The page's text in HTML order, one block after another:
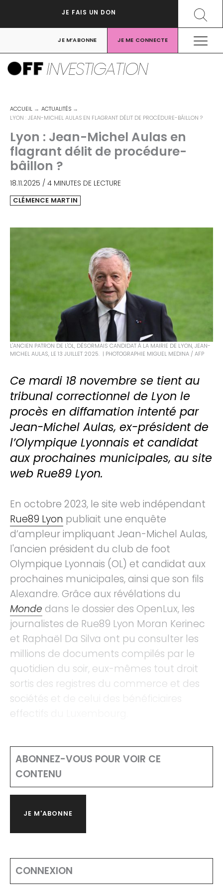
JE FAIS UN DON
JE M’ABONNE JE ME CONNECTE
INVESTIGATION
ACCUEIL
ACTUALITÉS
LYON : JEAN-MICHEL AULAS EN FLAGRANT DÉLIT DE PROCÉDURE-BÂILLON ?
Lyon : Jean-Michel Aulas en
flagrant délit de procédure-
bâillon ?
18.11.2025 / 4 MINUTES DE LECTURE
CLÉMENCE MARTIN
L'ANCIEN PATRON DE L'OL, DÉSORMAIS CANDIDAT À LA MAIRIE DE LYON, JEAN-
MICHEL AULAS, LE 13 JUILLET 2025. | PHOTOGRAPHIE MIGUEL MEDINA / AFP
Ce mardi 18 novembre se tient au
tribunal correctionnel de Lyon le
procès en diffamation intenté par
Jean-Michel Aulas, ex-président de
l’Olympique Lyonnais et candidat
aux prochaines municipales, au site
web Rue89 Lyon.
En octobre 2023, le site web indépendant
Rue89 Lyon publiait une enquête
d’ampleur impliquant Jean-Michel Aulas,
l'ancien président du club de foot
Olympique Lyonnais (OL) et candidat aux
prochaines municipales, ainsi que son fils
Alexandre. Grâce aux révélations du
Monde dans le dossier des OpenLux, les
journalistes de Rue89 Lyon Moran Kerinec
et Raphaël Da Silva ont pu consulter les
millions de documents compilés par le
quotidien du soir, eux-mêmes tout droit
sortis des registres du commerce et des
sociétés et de celui des bénéficiaires
effectifs du Luxembourg.
ABONNEZ-VOUS POUR VOIR CE
CONTENU
JE M'ABONNE
CONNEXION